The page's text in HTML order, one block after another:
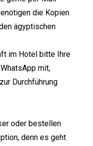
die Kopien
ägyptischen
im Hotel bitte Ihre
mit,
Durchführung
oder bestellen
denn es geht